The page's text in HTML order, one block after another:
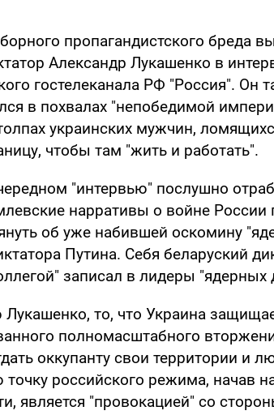
пропагандистского бреда
Александр Лукашенко в
гостелеканала РФ "Россия". Он
в похвалах "непобедимой
украинских мужчин,
чтобы там "жить и работать".
"интервью" послушно
нарративы о войне России
об уже набившей оскомину
Путина. Себя беларуский
записал в лидеры "ядерных
то, что Украина
полномасштабного
оккупанту свои территории и
российского режима, начав
является "провокацией" со